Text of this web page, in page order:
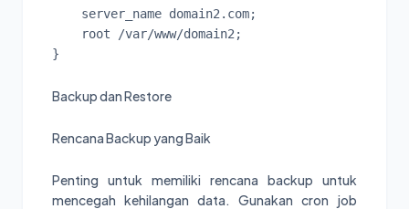
Backup dan Restore
Rencana Backup yang Baik
Penting untuk memiliki rencana backup untuk
mencegah kehilangan data. Gunakan cron job